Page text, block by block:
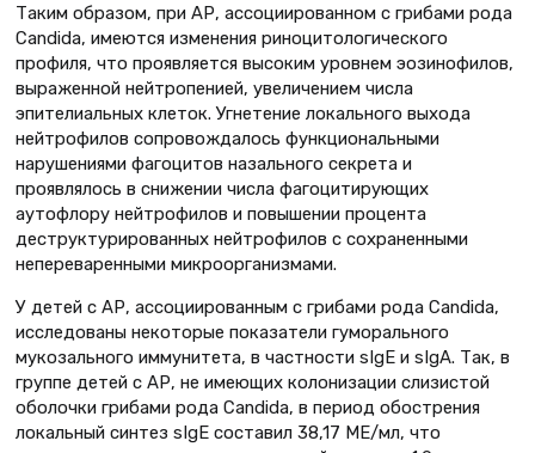
Таким образом, при АР, ассоциированном с грибами рода
Сandida, имеются изменения риноцитологического
профиля, что проявляется высоким уровнем эозинофилов,
выраженной нейтропенией, увеличением числа
эпителиальных клеток. Угнетение локального выхода
нейтрофилов сопровождалось функциональными
нарушениями фагоцитов назального секрета и
проявлялось в снижении числа фагоцитирующих
аутофлору нейтрофилов и повышении процента
деструктурированных нейтрофилов с сохраненными
непереваренными микроорганизмами.
У детей с АР, ассоциированным с грибами рода Candidа,
исследованы некоторые показатели гуморального
мукозального иммунитета, в частности sIgЕ и sIgA. Так, в
группе детей с АР, не имеющих колонизации слизистой
оболочки грибами рода Candida, в период обострения
локальный синтез sIgЕ составил 38,17 МЕ/мл, что